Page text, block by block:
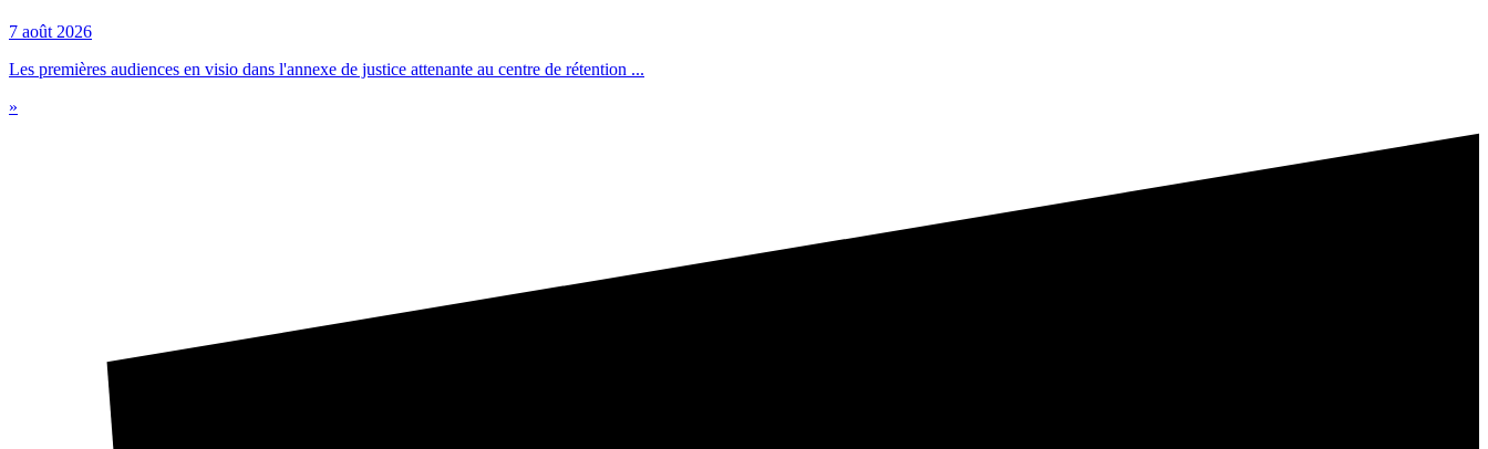
7 août 2026
Les premières audiences en visio dans l'annexe de justice attenante au centre de rétention ...
»